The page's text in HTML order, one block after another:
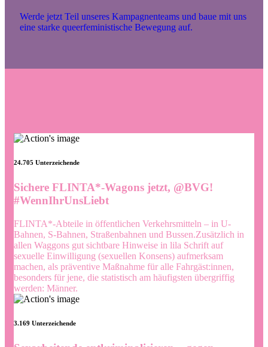
Werde jetzt Teil unseres Kampagnenteams und baue mit uns
eine starke queerfeministische Bewegung auf.
24.705 Unterzeichende
Sichere FLINTA*-Wagons jetzt, @BVG!
#WennIhrUnsLiebt
FLINTA*-Abteile in öffentlichen Verkehrsmitteln – in U-
Bahnen, S-Bahnen, Straßenbahnen und Bussen.Zusätzlich in
allen Waggons gut sichtbare Hinweise in lila Schrift auf
sexuelle Einwilligung (sexuellen Konsens) aufmerksam
machen, als präventive Maßnahme für alle Fahrgäst:innen,
besonders für jene, die statistisch am häufigsten übergriffig
werden: Männer.
3.169 Unterzeichende